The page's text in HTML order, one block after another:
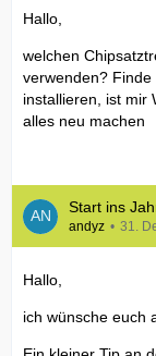
Hallo,
welchen
verwenden?
installieren, ist mir
alles neu machen
Start ins
andyz 31.
Hallo,
ich wünsche euch